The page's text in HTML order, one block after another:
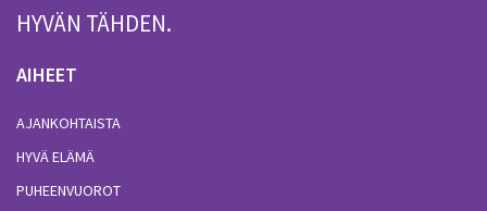
HYVÄN TÄHDEN.
AIHEET
AJANKOHTAISTA
HYVÄ ELÄMÄ
PUHEENVUOROT